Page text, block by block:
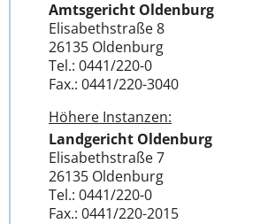
Amtsgericht Oldenburg
Elisabethstraße 8
26135 Oldenburg
Tel.: 0441/220-0
Fax.: 0441/220-3040
Höhere Instanzen:
Landgericht Oldenburg
Elisabethstraße 7
26135 Oldenburg
Tel.: 0441/220-0
Fax.: 0441/220-2015